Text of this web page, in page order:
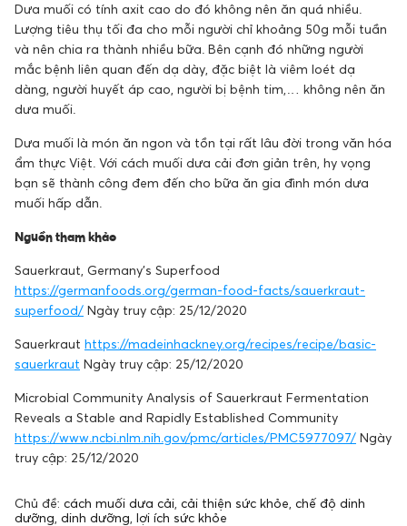
Dưa muối có tính axit cao do đó không nên ăn quá nhiều.
Lượng tiêu thụ tối đa cho mỗi người chỉ khoảng 50g mỗi tuần
và nên chia ra thành nhiều bữa. Bên cạnh đó những người
mắc bệnh liên quan đến dạ dày, đặc biệt là viêm loét dạ
dàng, người huyết áp cao, người bị bệnh tim,… không nên ăn
dưa muối.
Dưa muối là món ăn ngon và tồn tại rất lâu đời trong văn hóa
ẩm thực Việt. Với cách muối dưa cải đơn giản trên, hy vọng
bạn sẽ thành công đem đến cho bữa ăn gia đình món dưa
muối hấp dẫn.
Nguồn tham khảo
Sauerkraut, Germany’s Superfood
https://germanfoods.org/german-food-facts/sauerkraut-
superfood/ Ngày truy cập: 25/12/2020
Sauerkraut https://madeinhackney.org/recipes/recipe/basic-
sauerkraut Ngày truy cập: 25/12/2020
Microbial Community Analysis of Sauerkraut Fermentation
Reveals a Stable and Rapidly Established Community
https://www.ncbi.nlm.nih.gov/pmc/articles/PMC5977097/ Ngày
truy cập: 25/12/2020
Chủ đề: cách muối dưa cải cải thiện sức khỏe chế độ dinh
dưỡng dinh dưỡng lợi ích sức khỏe